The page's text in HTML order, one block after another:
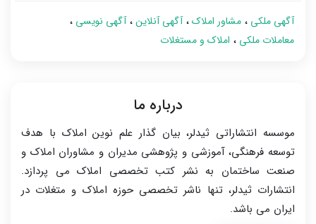
آگهی ملکی مشاور املاک آگهی آنلاین آگهی نویسی
معاملات ملکی
املاک و مستغلات
درباره ما
موسسه انتشاراتی ثیدلر، بیان گذار علم نوین املاک با هدف
توسعه فرهنگی، آموزشی و پژوهشی مدیران و مشاوران املاک و
صنعت ساختمان به نشر کتب تخصصی املاک می پردازد.
انتشارات ثیدلر، تنها ناشر تخصصی حوزه املاک و متغلات در
ایران می باشد.